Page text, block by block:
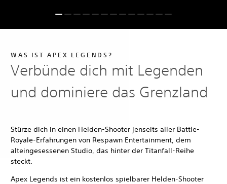
WAS IST APEX LEGENDS?
Verbünde dich mit Legenden
und dominiere das Grenzland
Stürze dich in einen Helden-Shooter jenseits aller Battle-
Royale-Erfahrungen von Respawn Entertainment, dem
alteingesessenen Studio, das hinter der Titanfall-Reihe
steckt.
Apex Legends ist ein kostenlos spielbarer Helden-Shooter